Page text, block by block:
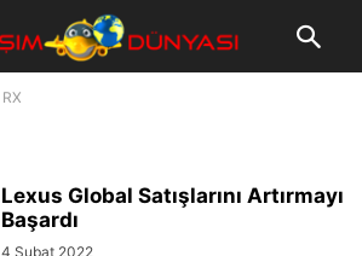
Lexus Global Satışlarını Artırmayı
Başardı
4 Şubat 2022